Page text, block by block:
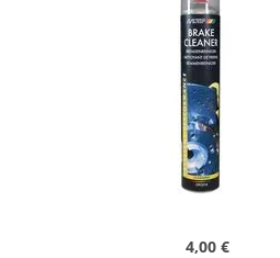
4,00 €